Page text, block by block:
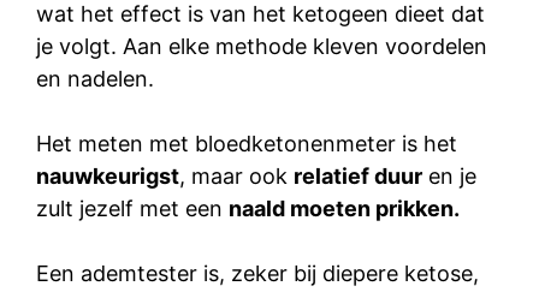
wat het effect is van het ketogeen dieet dat
je volgt. Aan elke methode kleven voordelen
en nadelen.
Het meten met bloedketonenmeter is het
nauwkeurigst, maar ook relatief duur en je
zult jezelf met een naald moeten prikken.
Een ademtester is, zeker bij diepere ketose,